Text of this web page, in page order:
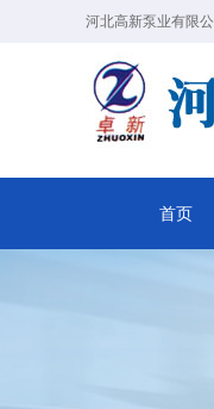
河北高新泵业有限
首页